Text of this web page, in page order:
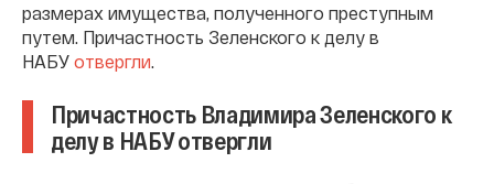
размерах имущества, полученного преступным
путем. Причастность Зеленского к делу в
НАБУ отвергли
Причастность Владимира Зеленского к
делу в НАБУ отвергли